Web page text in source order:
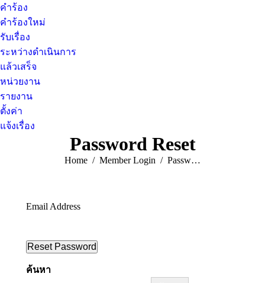
คำร้อง
คำร้องใหม่
รับเรื่อง
ระหว่างดำเนินการ
แล้วเสร็จ
หน่วยงาน
รายงาน
ตั้งค่า
แจ้งเรื่อง
Password Reset
You are here:
Home Member Login Passw…
Email Address
ค้นหา